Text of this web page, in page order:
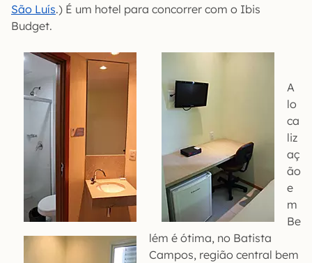
São Luís.) É um hotel para concorrer com o Ibis
Budget.
A
lo
ca
liz
aç
ão
e
m
Be
lém é ótima, no Batista
Campos, região central bem